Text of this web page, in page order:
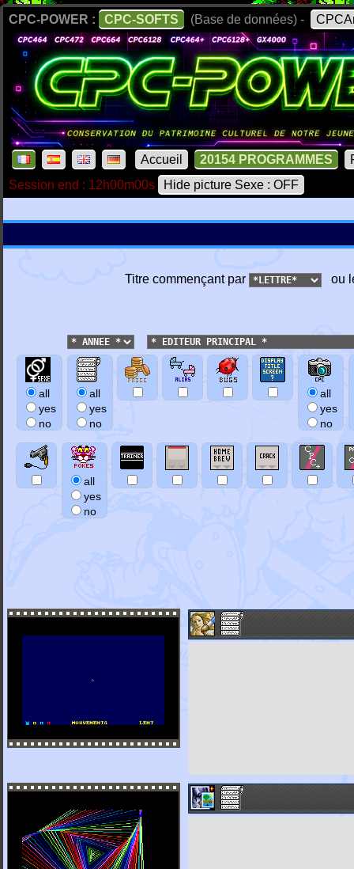
CPC-POWER : CPC-SOFTS (Base de données) -
Accueil 20154 PROGRAMMES
Session end : 12h00m00s
Hide picture Sexe : OFF
Titre commençant par ou
all
yes
no
all
yes
no
all
yes
no
all
yes
no